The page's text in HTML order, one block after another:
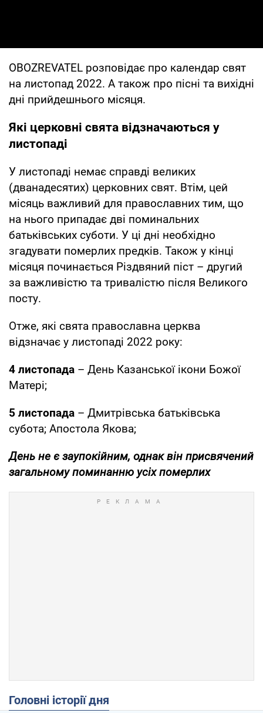
OBOZREVATEL розповідає про календар свят
на листопад 2022. А також про пісні та вихідні
дні прийдешнього місяця.
Які церковні свята відзначаються у
листопаді
У листопаді немає справді великих
(дванадесятих) церковних свят. Втім, цей
місяць важливий для православних тим, що
на нього припадає дві поминальних
батьківських суботи. У ці дні необхідно
згадувати померлих предків. Також у кінці
місяця починається Різдвяний піст – другий
за важливістю та тривалістю після Великого
посту.
Отже, які свята православна церква
відзначає у листопаді 2022 року:
4 листопада – День Казанської ікони Божої
Матері;
5 листопада – Дмитрівська батьківська
субота; Апостола Якова;
День не є заупокійним, однак він присвячений
загальному поминанню усіх померлих
Головні історії дня